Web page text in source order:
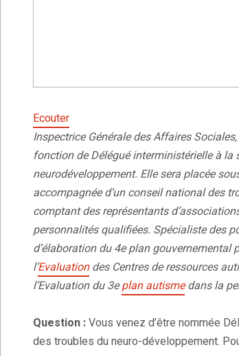
Ecouter
Inspectrice Générale des Affaires
fonction de Délégué interministérielle à la
neurodéveloppement. Elle sera placée
accompagnée d’un conseil national des
comptant des représentants
personnalités qualifiées. Spécialiste des
d’élaboration du 4e plan gouvernemental
l’Evaluationdes Centres de ressources
l’Evaluation du 3eplan autismedans la
Question :Vous venez d’être nommée
des troubles du neuro-développement.